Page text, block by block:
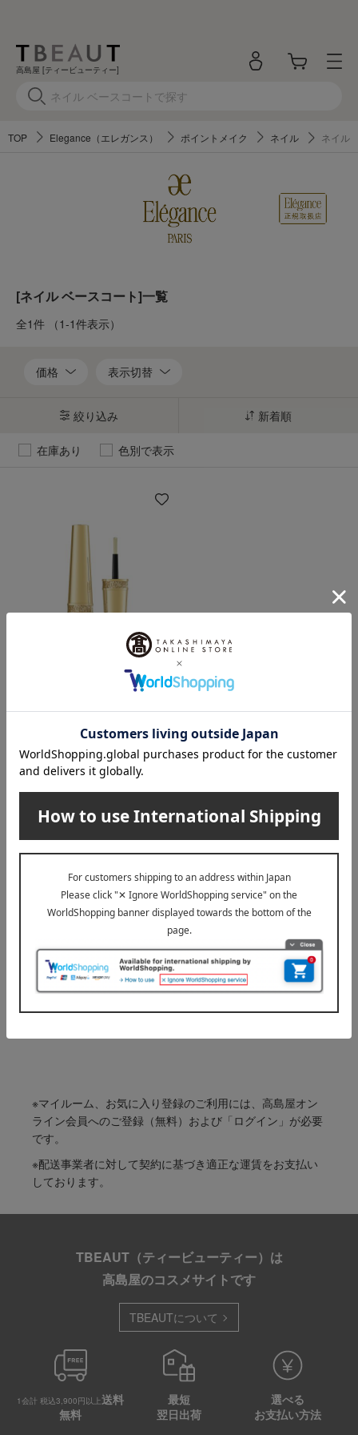
高島屋 [ティービューティー]
TOP Elegance（エレガンス） ポイントメイク ネイル ネイル
[ネイル ベースコート]一覧
全1件 （1-1件表示）
価格 表示切替
絞り込み 新着順
在庫あり 色別で表示
Elegance（エレガンス）
ネイル ベースコート
税込 3,300円
お申し込み締切日は商品により異なります。詳しくは商
品詳細画面をご覧ください。
品数に限りがございます。売切れの節はご容赦くださ
商品の写真はイメージです。実際にお届けする商品は掲
※マイルーム、お気に入り登録のご利用には、高島屋オン
ライン会員へのご登録（無料）および「ログイン」が必要
です。
※配送事業者に対して契約に基づき適正な運賃をお支払い
しております。
TBEAUT（ティービューティー）は
高島屋のコスメサイトです
TBEAUTについて
1会計 税込3,900円以上送料
無料
最短
翌日出荷
選べる
お支払い方法